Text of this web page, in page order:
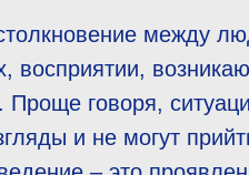
между
восприятии,
Проще говоря,
и не могут